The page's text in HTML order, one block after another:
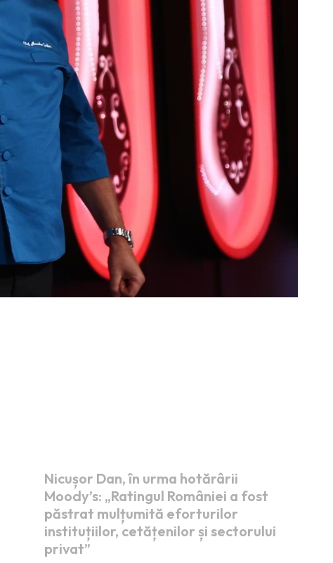
Nicușor Dan, în urma hotărârii
Moody’s: „Ratingul României a fost
păstrat mulțumită eforturilor
instituțiilor, cetățenilor și sectorului
privat”